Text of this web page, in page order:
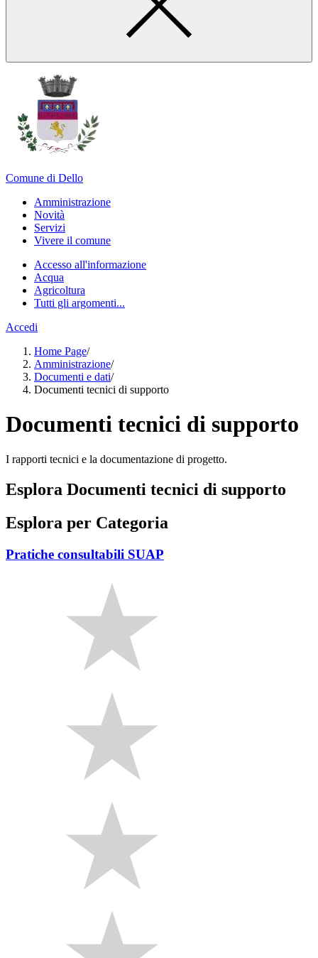
Comune di Dello
Amministrazione
Novità
Servizi
Vivere il comune
Accesso all'informazione
Acqua
Agricoltura
Tutti gli argomenti...
Accedi
Home Page/
Amministrazione/
Documenti e dati/
Documenti tecnici di supporto
Documenti tecnici di supporto
I rapporti tecnici e la documentazione di progetto.
Esplora Documenti tecnici di supporto
Esplora per Categoria
Pratiche consultabili SUAP